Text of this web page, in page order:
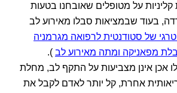
קליניות על מטופלים שאובחנו בטעות
בעוד שבמציאות סבלו מאירוע לב
של סטודנטית לרפואה מגרמניה
מפאניקה ומתה מאירוע לב ).
אכן אינן מצביעות על התקף לב, מחלת
אחרת, קל יותר לאדם לקבל את